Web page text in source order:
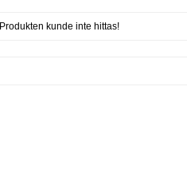
Produkten kunde inte hittas!